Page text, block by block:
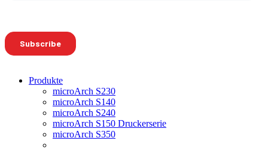
Produkte
microArch S230
microArch S140
microArch S240
microArch S150 Druckerserie
microArch S350